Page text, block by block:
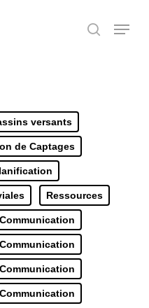
search
Menu
versants
de Captages
Ressources